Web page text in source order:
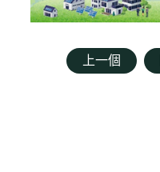
上一個